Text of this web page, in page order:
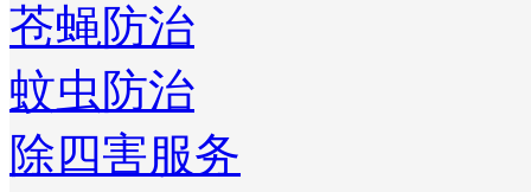
苍蝇防治
蚊虫防治
除四害服务